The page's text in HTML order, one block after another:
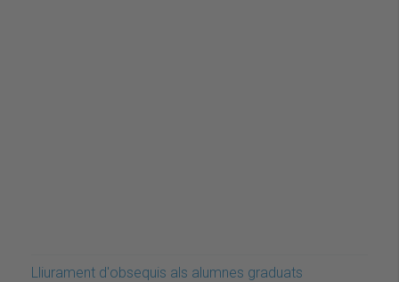
Lliurament d'obsequis als alumnes graduats